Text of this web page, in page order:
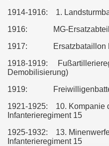
1914-1916: 1.
1916: MG-
1917: Ersatzbataillon
1918-1919:
Demobilisierung)
1919:
1921-1925: 10. Kompanie
Infanterieregiment 15
1925-1932: 13.
Infanterieregiment 15